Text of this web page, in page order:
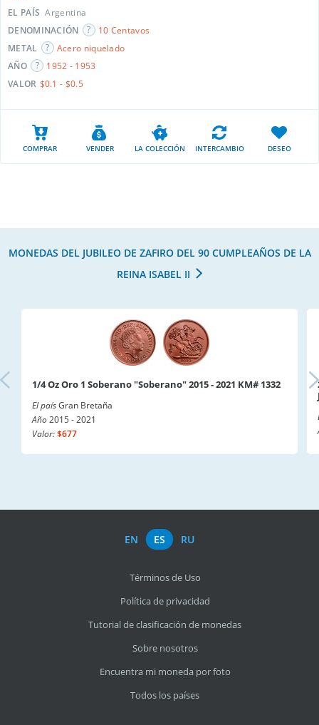
EL PAÍS Argentina
DENOMINACIÓN
10 Centavos
METAL
Acero niquelado
AÑO
1952 - 1953
VALOR $0.1 - $0.5
COMPRAR VENDER LA COLECCIÓN INTERCAMBIO DESEO
MONEDAS DEL JUBILEO DE ZAFIRO DEL 90 CUMPLEAÑOS DE LA
REINA ISABEL II
1/4 Oz Oro 1 Soberano "Soberano" 2015 - 2021 KM# 1332
El paísGran Bretaña
Año2015 - 2021
Valor:$677
EN ES RU
Términos de Uso
Política de privacidad
Tutorial de clasificación de monedas
Sobre nosotros
Encuentra mi moneda por foto
Todos los países